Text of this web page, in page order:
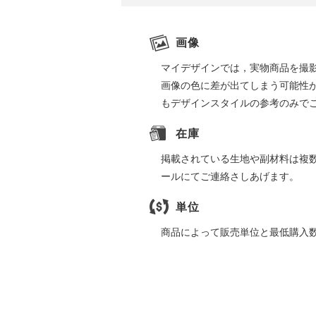
画像
マイデザインでは，実物商品を撮
画像の色に差が出てしまう可能性
もデザインスタイルの参考のみで
在庫
掲載されている生地や副材料は複
ールにてご連絡さしあげます。
単位
商品によって販売単位と最低購入